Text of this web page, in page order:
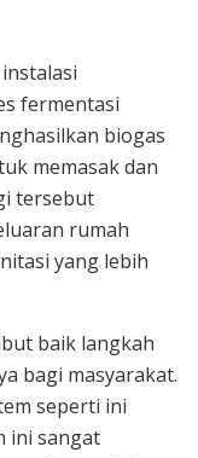
fermentasi
biogas
memasak dan
tersebut
rumah
yang lebih
baik langkah
bagi masyarakat.
seperti ini
ini sangat